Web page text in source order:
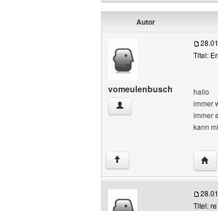
Autor
vomeulenbusch
vomeulenbusch Benutzer-
Titel:
hallo
immer
immer
kann
↑
Titel: re